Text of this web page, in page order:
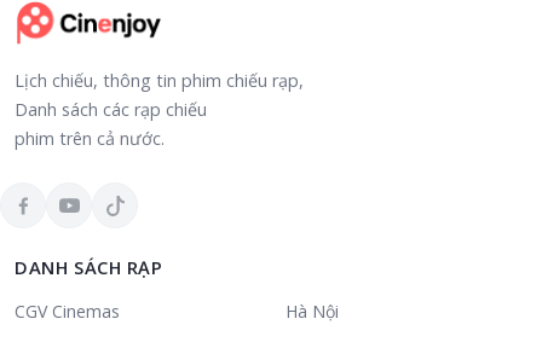
Lịch chiếu, thông tin phim chiếu rạp,
Danh sách các rạp chiếu
phim trên cả nước.
DANH SÁCH RẠP
CGV Cinemas
Hà Nội